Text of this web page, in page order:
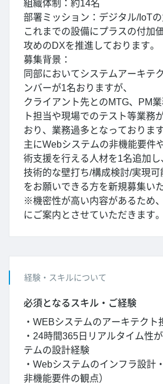
組織体制：約14名
部署ミッション：デジタル/IoTの
これまでの設備にプラスの付加
攻めのDXを推進しております。
募集背景：
同部においてシステムアーキテ
ンバーが1名おりますが、
クライアント先とのMTG、PM
ト担当や現場でのテスト等業務
おり、業務過多となっております
主にWebシステムの非機能要件
術支援を行える人材を1名追加し
技術的な壁打ち/構成検討/実現可
をお願いできる方を新規募集い
※機密性が高い内容があるため
にご案内とさせていただきます。
経験・スキルについて
必須となるスキル・ご経験
・WEBシステムのアーキテクト
・24時間365日リアルタイム性
テムの設計経験
・Webシステムのインフラ設計
非機能要件の観点）